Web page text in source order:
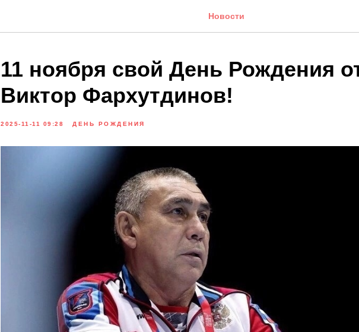
Новости
11 ноября свой День Рождения
Виктор Фархутдинов!
2025-11-11 09:28 ДЕНЬ РОЖДЕНИЯ